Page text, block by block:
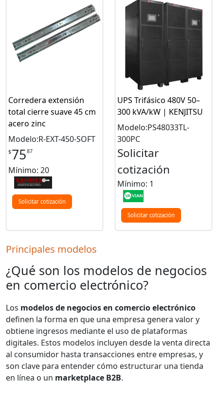
Corredera extensión
total cierre suave 45 cm
acero zinc
Modelo:R-EXT-450-SOFT
$7587
Mínimo: 20
Solicitar cotización
UPS Trifásico 480V 50–
300 kVA/kW | KENJITSU
Modelo:PS48033TL-
300PC
Solicitar
cotización
Mínimo: 1
Solicitar cotización
Principales modelos
¿Qué son los modelos de negocios
en comercio electrónico?
Los modelos de negocios en comercio electrónico
definen la forma en que una empresa genera valor y
obtiene ingresos mediante el uso de plataformas
digitales. Estos modelos incluyen desde la venta directa
al consumidor hasta transacciones entre empresas, y
son clave para entender cómo estructurar una tienda
en línea o un marketplace B2B.